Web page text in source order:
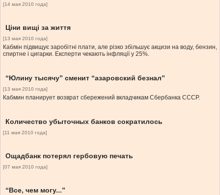
[14 мая 2010 года]
Ціни вищі за життя
[13 мая 2010 года]
Кабмін підвищує заробітні плати, але різко збільшує акцизи на воду, бензин,
спиртне і цигарки. Експерти чекають інфляції у 25%.
“Юлину тысячу” сменит “азаровский безнал”
[13 мая 2010 года]
Кабмин планирует возврат сбережений вкладчикам Сбербанка СССР.
Количество убыточных банков сократилось
[11 мая 2010 года]
Ощадбанк потерял гербовую печать
[07 мая 2010 года]
“Все, чем могу...”